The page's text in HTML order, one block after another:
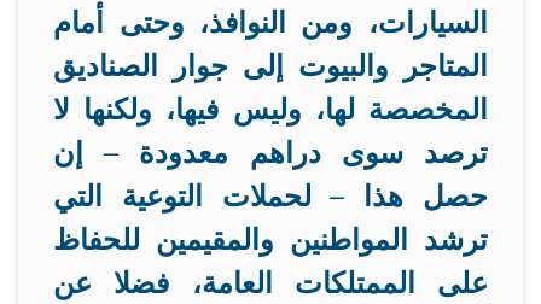
السيارات، ومن النوافذ، وحتى أمام
المتاجر والبيوت إلى جوار الصناديق
المخصصة لها، وليس فيها، ولكنها لا
ترصد سوى دراهم معدودة – إن
حصل هذا – لحملات التوعية التي
ترشد المواطنين والمقيمين للحفاظ
على الممتلكات العامة، فضلا عن